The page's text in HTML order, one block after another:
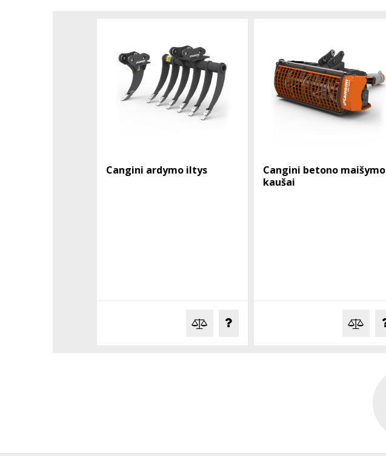
Cangini ardymo iltys
Cangini betono maišymo
kaušai